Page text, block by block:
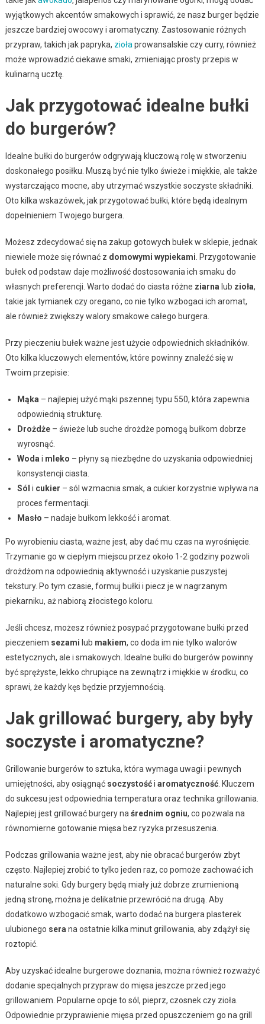
wyjątkowych akcentów smakowych i sprawić, że nasz burger będzie
jeszcze bardziej owocowy i aromatyczny. Zastosowanie różnych
przypraw, takich jak papryka, zioła prowansalskie czy curry, również
może wprowadzić ciekawe smaki, zmieniając prosty przepis w
kulinarną ucztę.
Jak przygotować idealne bułki
do burgerów?
Idealne bułki do burgerów odgrywają kluczową rolę w stworzeniu
doskonałego posiłku. Muszą być nie tylko świeże i miękkie, ale także
wystarczająco mocne, aby utrzymać wszystkie soczyste składniki.
Oto kilka wskazówek, jak przygotować bułki, które będą idealnym
dopełnieniem Twojego burgera.
Możesz zdecydować się na zakup gotowych bułek w sklepie, jednak
niewiele może się równać z domowymi wypiekami . Przygotowanie
bułek od podstaw daje możliwość dostosowania ich smaku do
własnych preferencji. Warto dodać do ciasta różne ziarna lub zioła,
takie jak tymianek czy oregano, co nie tylko wzbogaci ich aromat,
ale również zwiększy walory smakowe całego burgera.
Przy pieczeniu bułek ważne jest użycie odpowiednich składników.
Oto kilka kluczowych elementów, które powinny znaleźć się w
Twoim przepisie:
Mąka – najlepiej użyć mąki pszennej typu 550, która zapewnia
odpowiednią strukturę.
Drożdże– świeże lub suche drożdże pomogą bułkom dobrze
wyrosnąć.
Woda i mleko – płyny są niezbędne do uzyskania odpowiedniej
konsystencji ciasta.
Sól i cukier – sól wzmacnia smak, a cukier korzystnie wpływa na
proces fermentacji.
Masło – nadaje bułkom lekkość i aromat.
Po wyrobieniu ciasta, ważne jest, aby dać mu czas na wyrośnięcie.
Trzymanie go w ciepłym miejscu przez około 1-2 godziny pozwoli
drożdżom na odpowiednią aktywność i uzyskanie puszystej
tekstury. Po tym czasie, formuj bułki i piecz je w nagrzanym
piekarniku, aż nabiorą złocistego koloru.
Jeśli chcesz, możesz również posypać przygotowane bułki przed
pieczeniem sezami lub makiem, co doda im nie tylko walorów
estetycznych, ale i smakowych. Idealne bułki do burgerów powinny
być sprężyste, lekko chrupiące na zewnątrz i miękkie w środku, co
sprawi, że każdy kęs będzie przyjemnością.
Jak grillować burgery, aby były
soczyste i aromatyczne?
Grillowanie burgerów to sztuka, która wymaga uwagi i pewnych
umiejętności, aby osiągnąć soczystośći aromatyczność. Kluczem
do sukcesu jest odpowiednia temperatura oraz technika grillowania.
Najlepiej jest grillować burgery na średnim ogniu, co pozwala na
równomierne gotowanie mięsa bez ryzyka przesuszenia.
Podczas grillowania ważne jest, aby nie obracać burgerów zbyt
często. Najlepiej zrobić to tylko jeden raz, co pomoże zachować ich
naturalne soki. Gdy burgery będą miały już dobrze zrumienioną
jedną stronę, można je delikatnie przewrócić na drugą. Aby
dodatkowo wzbogacić smak, warto dodać na burgera plasterek
ulubionego sera na ostatnie kilka minut grillowania, aby zdążył się
roztopić.
Aby uzyskać idealne burgerowe doznania, można również rozważyć
dodanie specjalnych przypraw do mięsa jeszcze przed jego
grillowaniem. Popularne opcje to sól, pieprz, czosnek czy zioła.
Odpowiednie przyprawienie mięsa przed opuszczeniem go na grill